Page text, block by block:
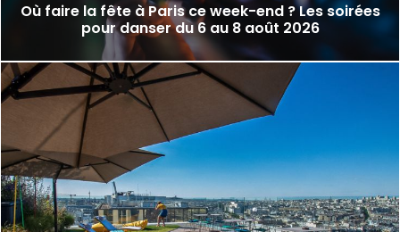
Où faire la fête à Paris ce week-end ? Les soirées
pour danser du 6 au 8 août 2026